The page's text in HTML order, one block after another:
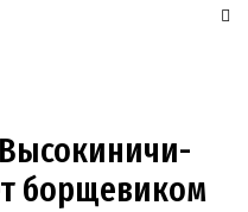
борщевиком